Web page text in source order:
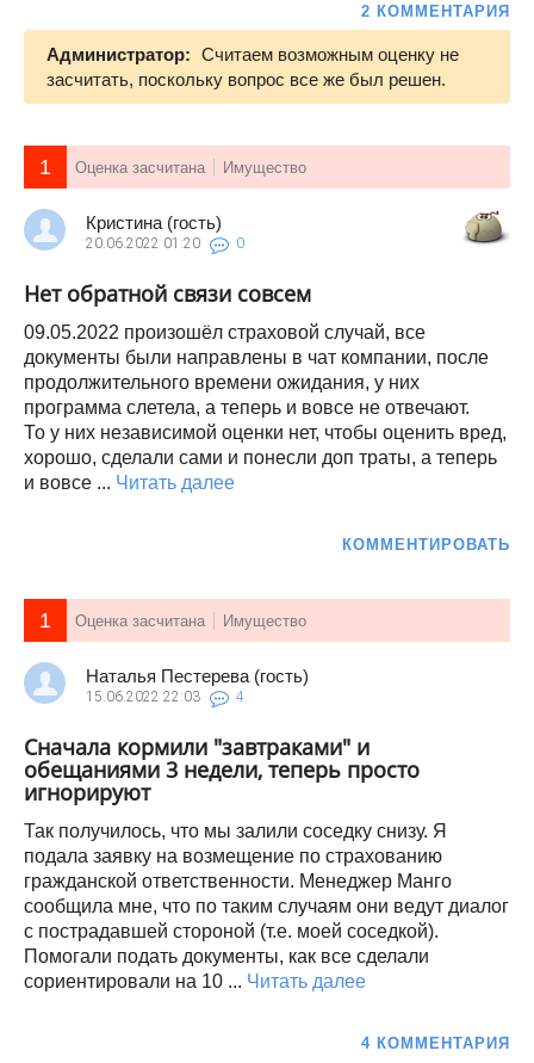
2 КОММЕНТАРИЯ
Администратор: Считаем возможным оценку не
засчитать, поскольку вопрос все же был решен.
1 Оценка засчитана Имущество
Кристина (гость)
20.06.2022 01:20 0
Нет обратной связи совсем
09.05.2022 произошёл страховой случай, все
документы были направлены в чат компании, после
продолжительного времени ожидания, у них
программа слетела, а теперь и вовсе не отвечают.
То у них независимой оценки нет, чтобы оценить вред,
хорошо, сделали сами и понесли доп траты, а теперь
и вовсе ... Читать далее
КОММЕНТИРОВАТЬ
1 Оценка засчитана Имущество
Наталья Пестерева (гость)
15.06.2022 22:03 4
Сначала кормили "завтраками" и
обещаниями 3 недели, теперь просто
игнорируют
Так получилось, что мы залили соседку снизу. Я
подала заявку на возмещение по страхованию
гражданской ответственности. Менеджер Манго
сообщила мне, что по таким случаям они ведут диалог
с пострадавшей стороной (т.е. моей соседкой).
Помогали подать документы, как все сделали
сориентировали на 10 ... Читать далее
4 КОММЕНТАРИЯ